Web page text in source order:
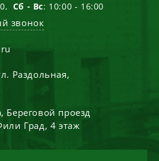
Сб - Вс: 10:00 - 16:00
звонок
Раздольная,
, Береговой проезд
Град, 4 этаж